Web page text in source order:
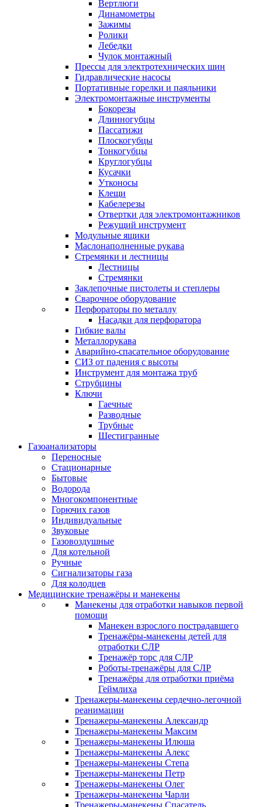
Вертлюги
Динамометры
Зажимы
Ролики
Лебедки
Чулок монтажный
Прессы для электротехнических шин
Гидравлические насосы
Портативные горелки и паяльники
Электромонтажные инструменты
Бокорезы
Длинногубцы
Пассатижи
Плоскогубцы
Тонкогубцы
Круглогубцы
Кусачки
Утконосы
Клещи
Кабелерезы
Отвертки для электромонтажников
Режущий инструмент
Модульные ящики
Маслонаполненные рукава
Стремянки и лестницы
Лестницы
Стремянки
Заклепочные пистолеты и степлеры
Сварочное оборудование
Перфораторы по металлу
Насадки для перфоратора
Гибкие валы
Металлорукава
Аварийно-спасательное оборудование
СИЗ от падения с высоты
Инструмент для монтажа труб
Струбцины
Ключи
Гаечные
Разводные
Трубные
Шестигранные
Газоанализаторы
Переносные
Стационарные
Бытовые
Водорода
Многокомпонентные
Горючих газов
Индивидуальные
Звуковые
Газовоздушные
Для котельной
Ручные
Сигнализаторы газа
Для колодцев
Медицинские тренажёры и манекены
Манекены для отработки навыков первой
помощи
Манекен взрослого пострадавшего
Тренажёры-манекены детей для
отработки СЛР
Тренажёр торс для СЛР
Роботы-тренажёры для СЛР
Тренажёры для отработки приёма
Геймлиха
Тренажеры-манекены сердечно-легочной
реанимации
Тренажеры-манекены Александр
Тренажеры-манекены Максим
Тренажеры-манекены Илюша
Тренажеры-манекены Алекс
Тренажеры-манекены Степа
Тренажеры-манекены Петр
Тренажеры-манекены Олег
Тренажеры-манекены Чарли
Тренажеры-манекены Спасатель